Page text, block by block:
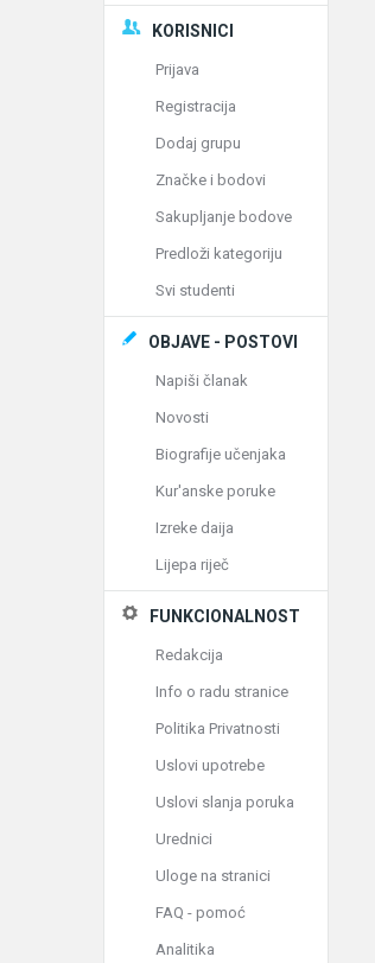
KORISNICI
Prijava
Registracija
Dodaj grupu
Značke i bodovi
Sakupljanje bodove
Predloži kategoriju
Svi studenti
OBJAVE - POSTOVI
Napiši članak
Novosti
Biografije učenjaka
Kur'anske poruke
Izreke daija
Lijepa riječ
FUNKCIONALNOST
Redakcija
Info o radu stranice
Politika Privatnosti
Uslovi upotrebe
Uslovi slanja poruka
Urednici
Uloge na stranici
FAQ - pomoć
Analitika